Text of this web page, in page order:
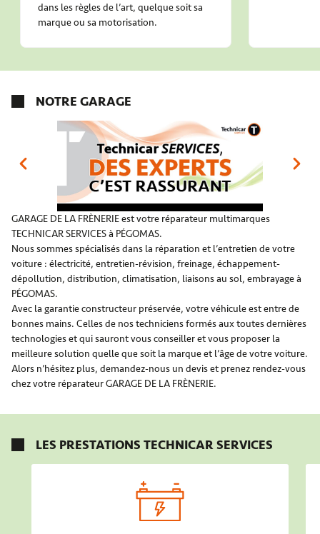
dans les règles de l’art, quelque soit sa
marque ou sa motorisation.
NOTRE GARAGE
GARAGE DE LA FRÈNERIE est votre réparateur multimarques
TECHNICAR SERVICES à PÉGOMAS.
Nous sommes spécialisés dans la réparation et l’entretien de votre
voiture : électricité, entretien-révision, freinage, échappement-
dépollution, distribution, climatisation, liaisons au sol, embrayage à
PÉGOMAS.
Avec la garantie constructeur préservée, votre véhicule est entre de
bonnes mains. Celles de nos techniciens formés aux toutes dernières
technologies et qui sauront vous conseiller et vous proposer la
meilleure solution quelle que soit la marque et l’âge de votre voiture.
Alors n’hésitez plus, demandez-nous un devis et prenez rendez-vous
chez votre réparateur GARAGE DE LA FRÈNERIE.
LES PRESTATIONS TECHNICAR SERVICES